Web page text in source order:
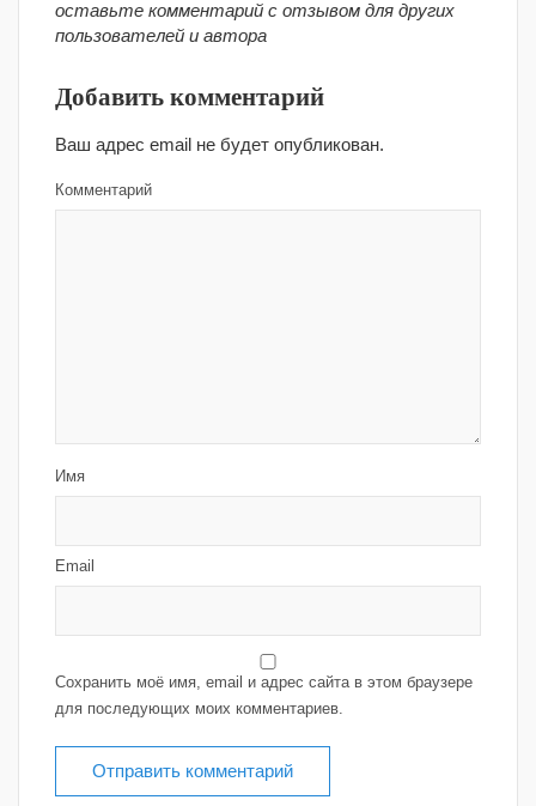
оставьте комментарий с отзывом для других
пользователей и автора
Добавить комментарий
Ваш адрес email не будет опубликован.
Комментарий
Имя
Email
Сохранить моё имя, email и адрес сайта в этом браузере
для последующих моих комментариев.